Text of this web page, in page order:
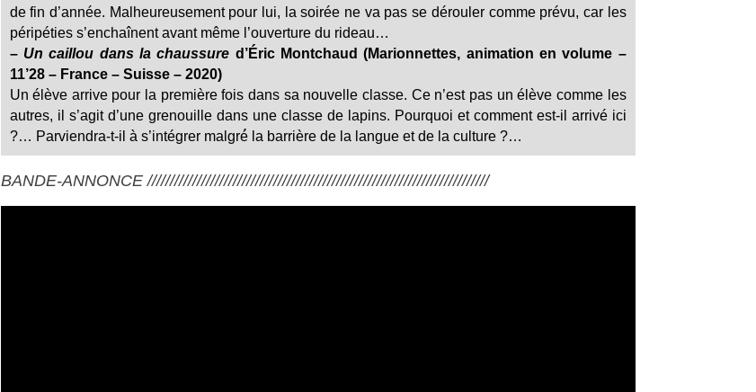
de fin d’année. Malheureusement pour lui, la soirée ne va pas se dérouler comme prévu, car les
péripéties s’enchaînent avant même l’ouverture du rideau…
– Un caillou dans la chaussure d’Éric Montchaud (Marionnettes, animation en volume –
11’28 – France – Suisse – 2020)
Un élève arrive pour la première fois dans sa nouvelle classe. Ce n’est pas un élève comme les
autres, il s’agit d’une grenouille dans une classe de lapins. Pourquoi et comment est-il arrivé ici
?… Parviendra-t-il à s’intégrer malgré́ la barrière de la langue et de la culture ?…
BANDE-ANNONCE ////////////////////////////////////////////////////////////////////////////